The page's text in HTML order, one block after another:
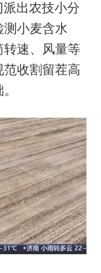
出农技小分
测小麦含水
速、风量等
收割留茬高